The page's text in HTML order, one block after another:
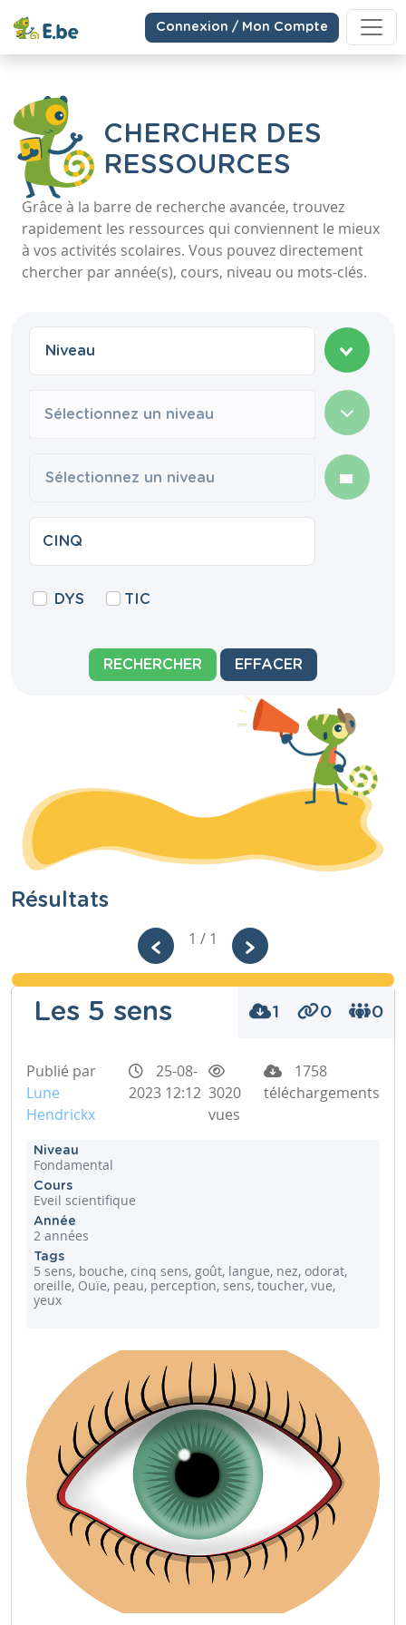
Connexion / Mon Compte
CHERCHER DES
RESSOURCES
Grâce à la barre de recherche avancée, trouvez
rapidement les ressources qui conviennent le mieux
à vos activités scolaires. Vous pouvez directement
chercher par année(s), cours, niveau ou mots-clés.
Sélectionnez un niveau
DYS TIC
RECHERCHER EFFACER
Résultats
1 / 1
Les 5 sens 1 0 0
Publié par
Lune
Hendrickx
25-08-
2023 12:12 3020
vues
1758
téléchargements
Niveau
Fondamental
Cours
Eveil scientifique
Année
2 années
Tags
5 sens, bouche, cinq sens, goût, langue, nez, odorat,
oreille, Ouïe, peau, perception, sens, toucher, vue,
yeux